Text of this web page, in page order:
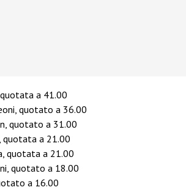
quotata a 41.00
quotato a 36.00
quotato a 31.00
quotata a 21.00
quotata a 21.00
quotato a 18.00
a 16.00